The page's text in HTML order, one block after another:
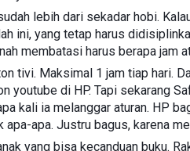
lebih dari sekadar hobi.
ini, yang tetap harus
membatasi harus berapa jam
tivi. Maksimal 1 jam tiap hari.
youtube di HP. Tapi sekarang
kali ia melanggar aturan. HP
apa-apa. Justru bagus, karena
yang bisa kecanduan buku.